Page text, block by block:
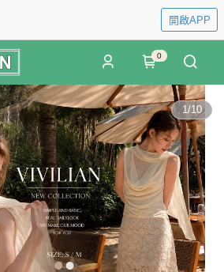
開啟APP
0
1/10